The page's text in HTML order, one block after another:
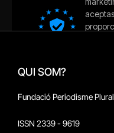
QUI SOM?
Fundació Periodisme Plural
ISSN 2339 - 9619